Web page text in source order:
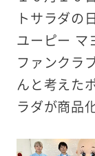
トサラダの
ユーピー マ
ファンクラ
んと考えた
ラダが商品